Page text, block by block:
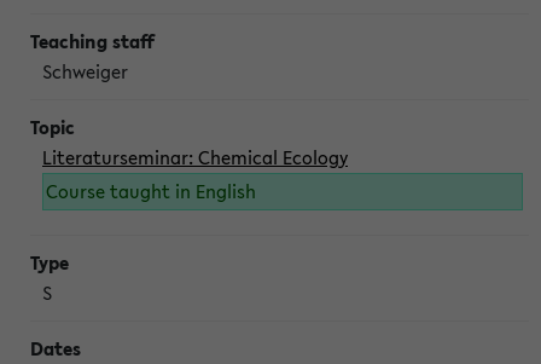
Schweiger
Literaturseminar: Chemical Ecology
Course taught in English
S